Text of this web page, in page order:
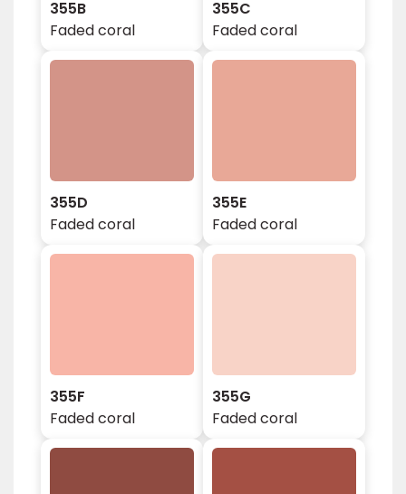
355B
Faded coral
355C
Faded coral
355D
Faded coral
355E
Faded coral
355F
Faded coral
355G
Faded coral